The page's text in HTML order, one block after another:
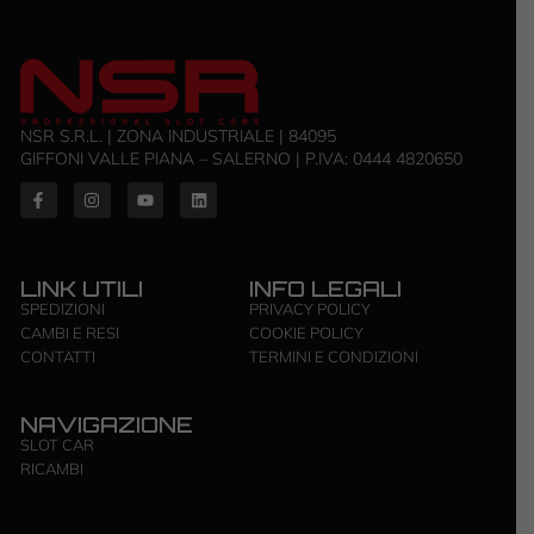
NSR S.R.L. | ZONA INDUSTRIALE | 84095
GIFFONI VALLE PIANA – SALERNO | P.IVA: ‭0444 4820650‬
LINK UTILI
SPEDIZIONI
CAMBI E RESI
CONTATTI
INFO LEGALI
PRIVACY POLICY
COOKIE POLICY
TERMINI E CONDIZIONI
NAVIGAZIONE
SLOT CAR
RICAMBI